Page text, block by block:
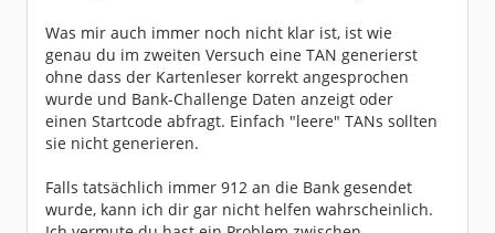
Was mir auch immer noch nicht klar ist, ist wie
genau du im zweiten Versuch eine TAN generierst
ohne dass der Kartenleser korrekt angesprochen
wurde und Bank-Challenge Daten anzeigt oder
einen Startcode abfragt. Einfach "leere" TANs sollten
sie nicht generieren.
Falls tatsächlich immer 912 an die Bank gesendet
wurde, kann ich dir gar nicht helfen wahrscheinlich.